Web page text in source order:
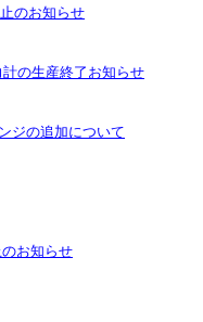
のお知らせ
の生産終了お知らせ
ジの追加について
お知らせ